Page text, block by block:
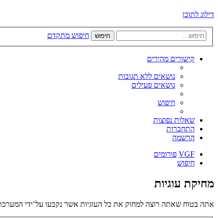
דילוג לתוכן
חיפוש חיפוש מתקדם
קישורים מהירים
נושאים ללא תגובות
נושאים פעילים
חיפוש
שאלות נפוצות
התחברות
הרשמה
VGF פורומים
חיפוש
מחיקת עוגיות
אתה בטוח שאתה רוצה למחוק את כל העוגיות אשר נקבעו על־ידי